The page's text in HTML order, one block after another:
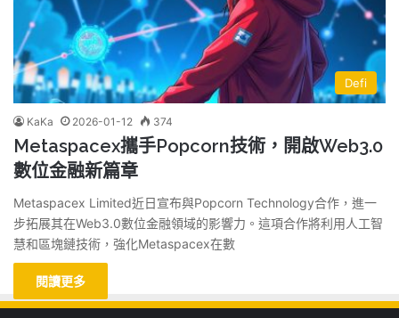
Defi
KaKa 2026-01-12 374
Metaspacex攜手Popcorn技術，開啟Web3.0
數位金融新篇章
Metaspacex Limited近日宣布與Popcorn Technology合作，進一
步拓展其在Web3.0數位金融領域的影響力。這項合作將利用人工智
慧和區塊鏈技術，強化Metaspacex在數
閱讀更多